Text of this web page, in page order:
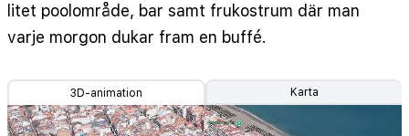
litet poolområde, bar samt frukostrum där man
varje morgon dukar fram en buffé.
3D-animation Karta